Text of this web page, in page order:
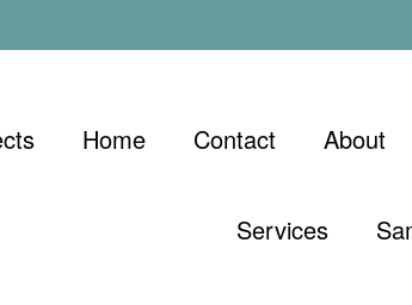
About
Contact
Home
Services